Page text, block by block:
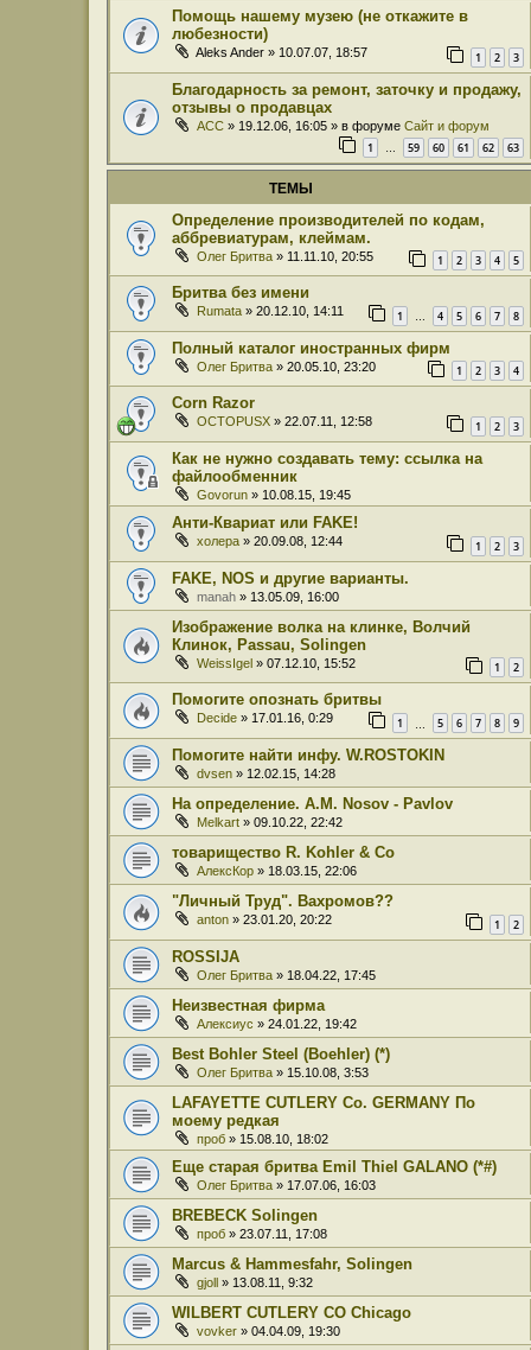
Помощь нашему музею (не откажите в
любезности)
Aleks Ander » 10.07.07, 18:57 1 2 3
Благодарность за ремонт, заточку и продажу,
отзывы о продавцах
ACC » 19.12.06, 16:05 » в форуме Сайт и форум
1 … 59 60 61 62 63
ТЕМЫ
Определение производителей по кодам,
аббревиатурам, клеймам.
Олег Бритва » 11.11.10, 20:55 1 2 3 4 5
Бритва без имени
Rumata » 20.12.10, 14:11 1 … 4 5 6 7 8
Полный каталог иностранных фирм
Олег Бритва » 20.05.10, 23:20 1 2 3 4
Corn Razor
OCTOPUSX » 22.07.11, 12:58 1 2 3
Как не нужно создавать тему: ссылка на
файлообменник
Govorun » 10.08.15, 19:45
Анти-Квариат или FAKE!
холера » 20.09.08, 12:44 1 2 3
FAKE, NOS и другие варианты.
manah » 13.05.09, 16:00
Изображение волка на клинке, Волчий
Клинок, Passau, Solingen
WeissIgel » 07.12.10, 15:52 1 2
Помогите опознать бритвы
Decide » 17.01.16, 0:29 1 5 6 7 8 9
Помогите найти инфу. W.ROSTOKIN
dvsen » 12.02.15, 14:28
На определение. A.M. Nosov - Pavlov
Melkart » 09.10.22, 22:42
товарищество R. Kohler & Co
АлексКор » 18.03.15, 22:06
"Личный Труд". Вахромов??
anton » 23.01.20, 20:22 1 2
ROSSIJA
Олег Бритва » 18.04.22, 17:45
Неизвестная фирма
Алексиус » 24.01.22, 19:42
Best Bohler Steel (Boehler) (*)
Олег Бритва » 15.10.08, 3:53
LAFAYETTE CUTLERY Co. GERMANY По
моему редкая
проб » 15.08.10, 18:02
Еще старая бритва Emil Thiel GALANO (*#)
Олег Бритва » 17.07.06, 16:03
BREBECK Solingen
проб » 23.07.11, 17:08
Marcus & Hammesfahr, Solingen
gjoll » 13.08.11, 9:32
WILBERT CUTLERY CO Chicago
vovker » 04.04.09, 19:30